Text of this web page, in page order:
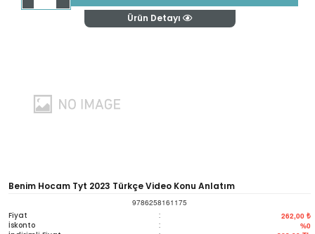
Ürün Detayı
Benim Hocam Tyt 2023 Türkçe Video Konu Anlatım
9786258161175
Fiyat : 262,00 ₺
İskonto : %0